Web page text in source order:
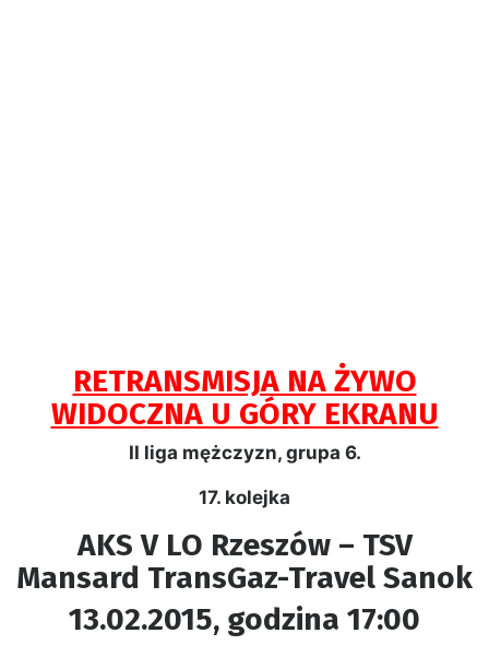
RETRANSMISJA NA ŻYWO
WIDOCZNA U GÓRY EKRANU
II liga mężczyzn, grupa 6.
17. kolejka
AKS V LO Rzeszów – TSV
Mansard TransGaz-Travel Sanok
13.02.2015, godzina 17:00